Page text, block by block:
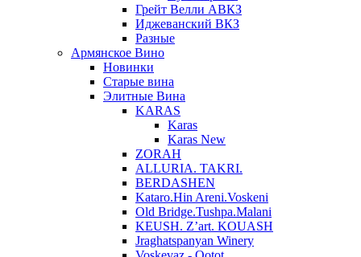
Грейт Велли АВКЗ
Иджеванский ВКЗ
Разные
Армянское Вино
Новинки
Старые вина
Элитные Вина
KARAS
Karas
Karas New
ZORAH
ALLURIA. TAKRI.
BERDASHEN
Kataro.Hin Areni.Voskeni
Old Bridge.Tushpa.Malani
KEUSH. Z’art. KOUASH
Jraghatspanyan Winery